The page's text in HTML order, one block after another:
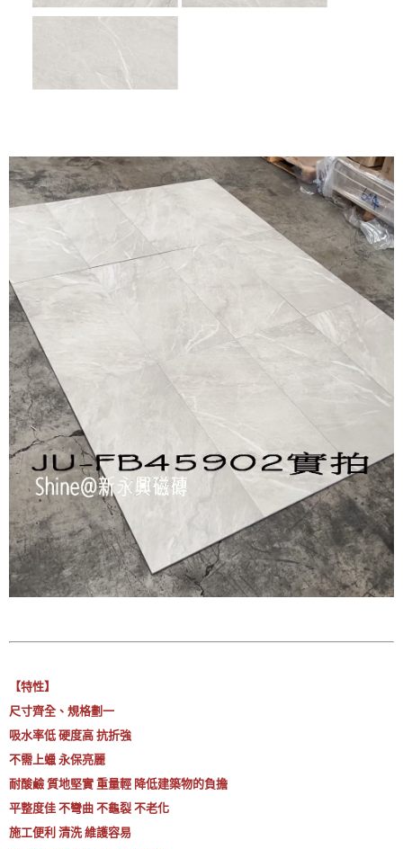
【特性】
尺寸齊全、規格劃一
吸水率低 硬度高 抗折強
不需上蠟 永保亮麗
耐酸鹼 質地堅實 重量輕 降低建築物的負擔
平整度佳 不彎曲 不龜裂 不老化
施工便利 清洗 維護容易